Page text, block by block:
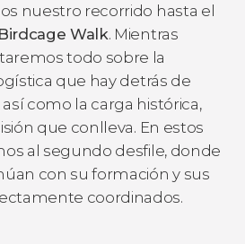
nuestro recorrido hasta el
Walk. Mientras
todo sobre la
que hay detrás de
como la carga histórica,
que conlleva. En estos
al segundo desfile, donde
con su formación y sus
coordinados.